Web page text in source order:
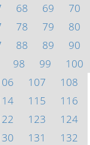
68 69
70
78 79
80
88 89
90
98 99
100
107
108
115
116
123
124
131
132